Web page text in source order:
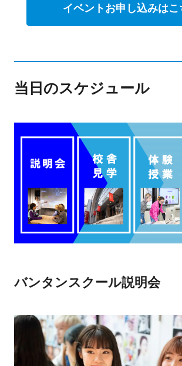
イベントお申し込みはこ
当日のスケジュール
バンタンスクール説明会